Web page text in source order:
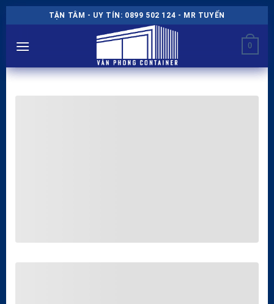
đến
nội
TẬN TÂM - UY TÍN: 0899 502 124 - MR TUYẾN
0